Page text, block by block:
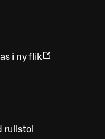
i ny flik
rullstol